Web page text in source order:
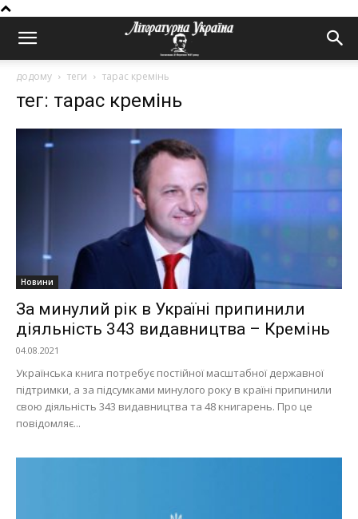
додому теги тарас кремінь
тег: тарас кремінь
Новини
За минулий рік в Україні припинили
діяльність 343 видавництва – Кремінь
04.08.2021
Українська книга потребує постійної масштабної державної
підтримки, а за підсумками минулого року в країні припинили
свою діяльність 343 видавництва та 48 книгарень. Про це
повідомляє...